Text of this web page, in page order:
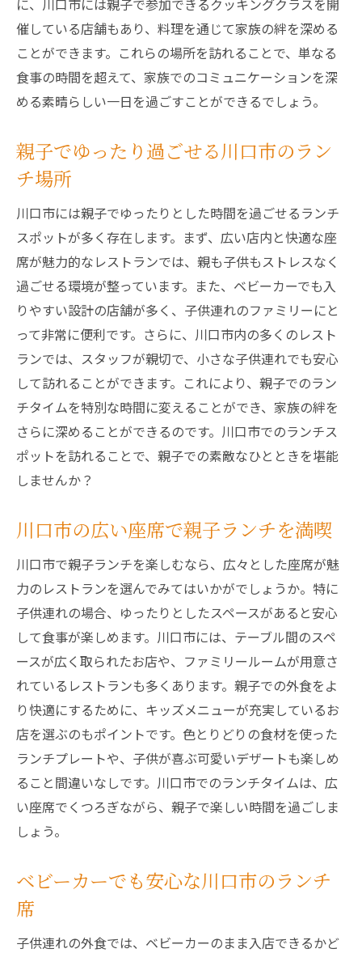
に、川口市には親子で参加できるクッキングクラスを開
催している店舗もあり、料理を通じて家族の絆を深める
ことができます。これらの場所を訪れることで、単なる
食事の時間を超えて、家族でのコミュニケーションを深
める素晴らしい一日を過ごすことができるでしょう。
親子でゆったり過ごせる川口市のラン
チ場所
川口市には親子でゆったりとした時間を過ごせるランチ
スポットが多く存在します。まず、広い店内と快適な座
席が魅力的なレストランでは、親も子供もストレスなく
過ごせる環境が整っています。また、ベビーカーでも入
りやすい設計の店舗が多く、子供連れのファミリーにと
って非常に便利です。さらに、川口市内の多くのレスト
ランでは、スタッフが親切で、小さな子供連れでも安心
して訪れることができます。これにより、親子でのラン
チタイムを特別な時間に変えることができ、家族の絆を
さらに深めることができるのです。川口市でのランチス
ポットを訪れることで、親子での素敵なひとときを堪能
しませんか？
川口市の広い座席で親子ランチを満喫
川口市で親子ランチを楽しむなら、広々とした座席が魅
力のレストランを選んでみてはいかがでしょうか。特に
子供連れの場合、ゆったりとしたスペースがあると安心
して食事が楽しめます。川口市には、テーブル間のスペ
ースが広く取られたお店や、ファミリールームが用意さ
れているレストランも多くあります。親子での外食をよ
り快適にするために、キッズメニューが充実しているお
店を選ぶのもポイントです。色とりどりの食材を使った
ランチプレートや、子供が喜ぶ可愛いデザートも楽しめ
ること間違いなしです。川口市でのランチタイムは、広
い座席でくつろぎながら、親子で楽しい時間を過ごしま
しょう。
ベビーカーでも安心な川口市のランチ
席
子供連れの外食では、ベビーカーのまま入店できるかど